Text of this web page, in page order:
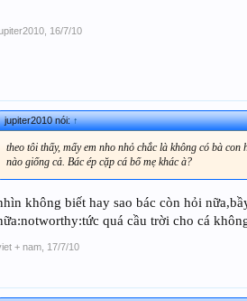
, 16/7/10
jupiter2010 nói:↑
theo tôi thấy, mấy em nho nhỏ chắc là không có bà
nào giống cả. Bác ép cặp cá bố mẹ khác à?
không biết hay sao bác còn hỏi
quá cầu trời cho cá
+ nam 17/7/10